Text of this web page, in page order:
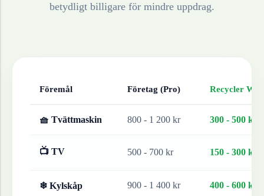
betydligt billigare för mindre uppdrag.
Föremål Företag (Pro) Recycler
🧺 Tvättmaskin 800 - 1 200 kr 300 - 500 kr
📺 TV 500 - 700 kr 150 - 300 kr
❄ Kylskåp 900 - 1 400 kr 400 - 600 kr